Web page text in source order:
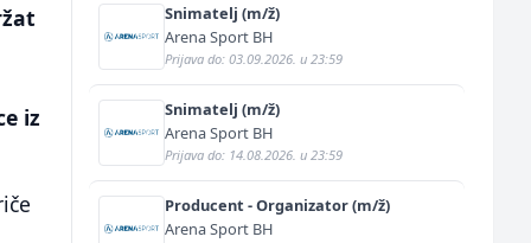
iz
Snimatelj (m/ž)
Arena Sport BH
Prijava do: 03.09.2026. u 23:59
Snimatelj (m/ž)
Arena Sport BH
Prijava do: 14.08.2026. u 23:59
Producent - Organizator (m/ž)
Arena Sport BH